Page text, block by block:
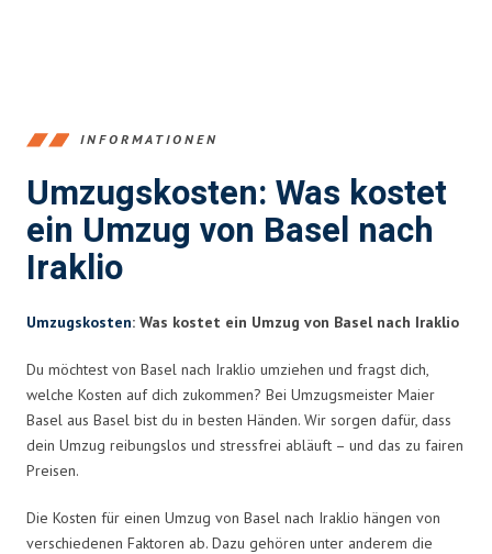
INFORMATIONEN
Umzugskosten: Was kostet
ein Umzug von Basel nach
Iraklio
Umzugskosten: Was kostet ein Umzug von Basel nach Iraklio
Du möchtest von Basel nach Iraklio umziehen und fragst dich,
welche Kosten auf dich zukommen? Bei Umzugsmeister Maier
Basel aus Basel bist du in besten Händen. Wir sorgen dafür, dass
dein Umzug reibungslos und stressfrei abläuft – und das zu fairen
Preisen.
Die Kosten für einen Umzug von Basel nach Iraklio hängen von
verschiedenen Faktoren ab. Dazu gehören unter anderem die